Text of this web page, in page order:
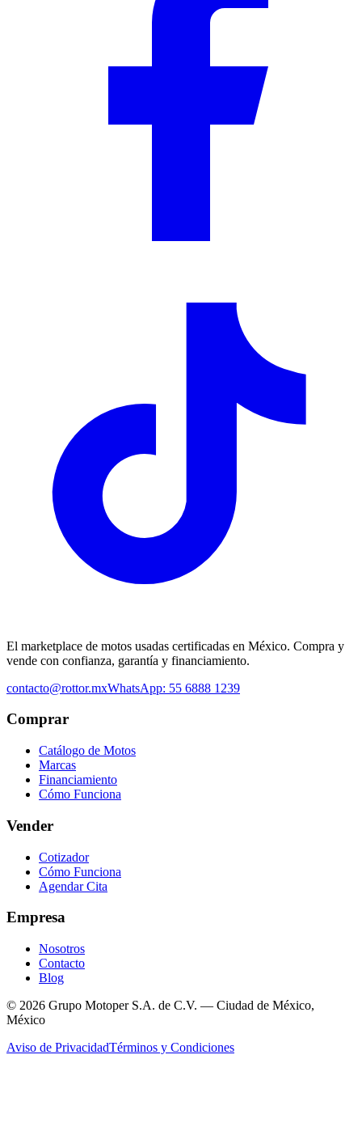
El marketplace de motos usadas certificadas en México. Compra y
vende con confianza, garantía y financiamiento.
contacto@rottor.mxWhatsApp: 55 6888 1239
Comprar
Catálogo de Motos
Marcas
Financiamiento
Cómo Funciona
Vender
Cotizador
Cómo Funciona
Agendar Cita
Empresa
Nosotros
Contacto
Blog
© 2026 Grupo Motoper S.A. de C.V. — Ciudad de México,
México
Aviso de PrivacidadTérminos y Condiciones